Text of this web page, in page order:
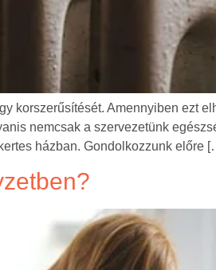
korszerűsítését. Amennyiben ezt
nemcsak a szervezetünk
házban. Gondolkozzunk előre